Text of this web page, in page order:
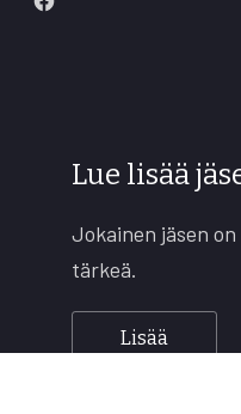
New
Lue lisää
Jokainen jäsen
tärkeä.
Lisää